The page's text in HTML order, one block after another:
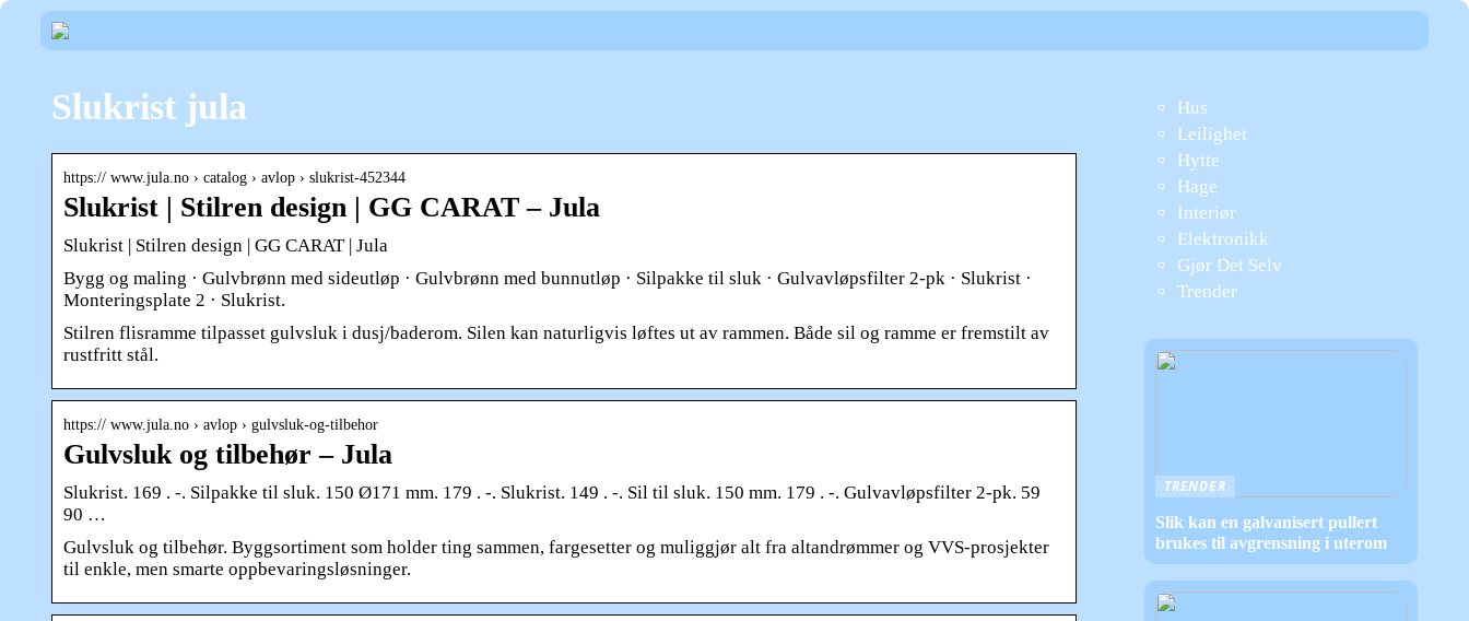
Slukrist jula
https:// www.jula.no › catalog › avlop › slukrist-452344
Slukrist | Stilren design | GG CARAT – Jula
Slukrist | Stilren design | GG CARAT | Jula
Bygg og maling · Gulvbrønn med sideutløp · Gulvbrønn med bunnutløp · Silpakke til sluk · Gulvavløpsfilter 2-pk · Slukrist ·
Monteringsplate 2 · Slukrist.
Stilren flisramme tilpasset gulvsluk i dusj/baderom. Silen kan naturligvis løftes ut av rammen. Både sil og ramme er fremstilt av
rustfritt stål.
https:// www.jula.no › avlop › gulvsluk-og-tilbehor
Gulvsluk og tilbehør – Jula
Slukrist. 169 . -. Silpakke til sluk. 150 Ø171 mm. 179 . -. Slukrist. 149 . -. Sil til sluk. 150 mm. 179 . -. Gulvavløpsfilter 2-pk. 59
90 …
Gulvsluk og tilbehør. Byggsortiment som holder ting sammen, fargesetter og muliggjør alt fra altandrømmer og VVS-prosjekter
til enkle, men smarte oppbevaringsløsninger.
Hus
Leilighet
Hytte
Hage
Interiør
Elektronikk
Gjør Det Selv
Trender
TRENDER
Slik kan en galvanisert pullert
brukes til avgrensning i uterom